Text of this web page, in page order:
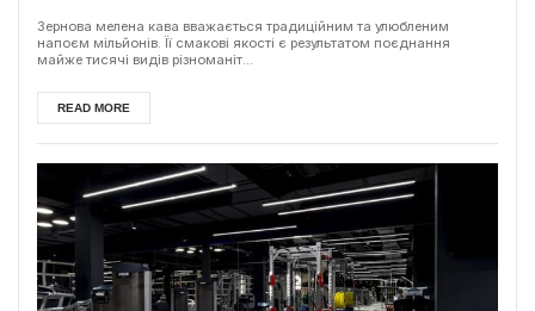
Зернова мелена кава вважається традиційним та улюбленим
напоєм мільйонів. Її смакові якості є результатом поєднання
майже тисячі видів різноманіт...
READ MORE